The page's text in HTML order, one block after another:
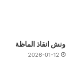
ونش انقاذ الماظة
2026-01-12